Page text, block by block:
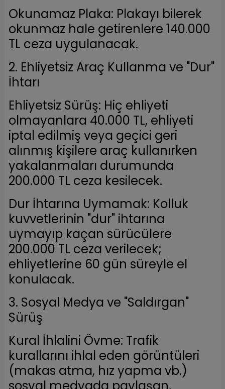
Okunamaz Plaka: Plakayı bilerek
okunmaz hale getirenlere 140.000
TL ceza uygulanacak.
2. Ehliyetsiz Araç Kullanma ve "Dur"
İhtarı
Ehliyetsiz Sürüş: Hiç ehliyeti
olmayanlara 40.000 TL, ehliyeti
iptal edilmiş veya geçici geri
alınmış kişilere araç kullanırken
yakalanmaları durumunda
200.000 TL ceza kesilecek.
Dur İhtarına Uymamak: Kolluk
kuvvetlerinin "dur" ihtarına
uymayıp kaçan sürücülere
200.000 TL ceza verilecek;
ehliyetlerine 60 gün süreyle el
konulacak.
3. Sosyal Medya ve "Saldırgan"
Sürüş
Kural İhlalini Övme: Trafik
kurallarını ihlal eden görüntüleri
(makas atma, hız yapma vb.)